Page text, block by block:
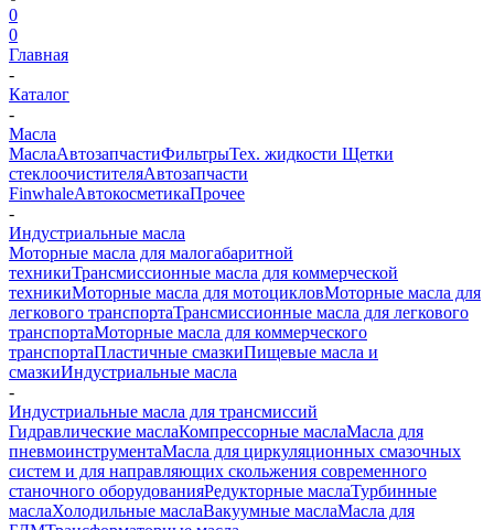
0
0
Главная
-
Каталог
-
Масла
МаслаАвтозапчастиФильтрыТех. жидкости Щетки
стеклоочистителяАвтозапчасти
FinwhaleАвтокосметикаПрочее
-
Индустриальные масла
Моторные масла для малогабаритной
техникиТрансмиссионные масла для коммерческой
техникиМоторные масла для мотоцикловМоторные масла для
легкового транспортаТрансмиссионные масла для легкового
транспортаМоторные масла для коммерческого
транспортаПластичные смазкиПищевые масла и
смазкиИндустриальные масла
-
Индустриальные масла для трансмиссий
Гидравлические маслаКомпрессорные маслаМасла для
пневмоинструментаМасла для циркуляционных смазочных
систем и для направляющих скольжения современного
станочного оборудованияРедукторные маслаТурбинные
маслаХолодильные маслаВакуумные маслаМасла для